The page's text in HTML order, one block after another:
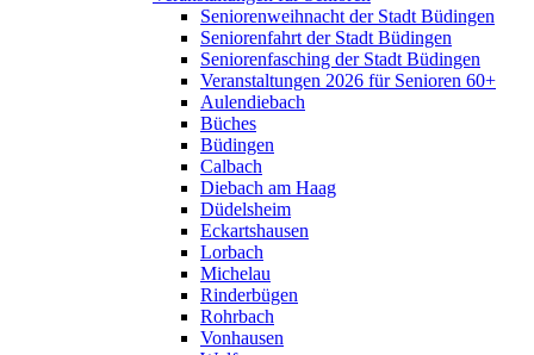
Seniorenweihnacht der Stadt Büdingen
Seniorenfahrt der Stadt Büdingen
Seniorenfasching der Stadt Büdingen
Veranstaltungen 2026 für Senioren 60+
Aulendiebach
Büches
Büdingen
Calbach
Diebach am Haag
Düdelsheim
Eckartshausen
Lorbach
Michelau
Rinderbügen
Rohrbach
Vonhausen